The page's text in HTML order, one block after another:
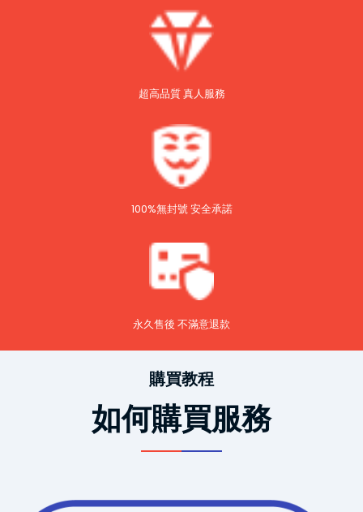
超高品質 真人服務
100%無封號 安全承諾
永久售後 不滿意退款
購買教程
如何購買服務